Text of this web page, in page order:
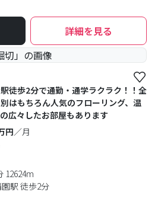
詳細を見る
徒歩2分で通勤・通学ラクラク！！全
はもちろん人気のフローリング、温
広々したお部屋もあります
円／月
12624m
駅 徒歩2分